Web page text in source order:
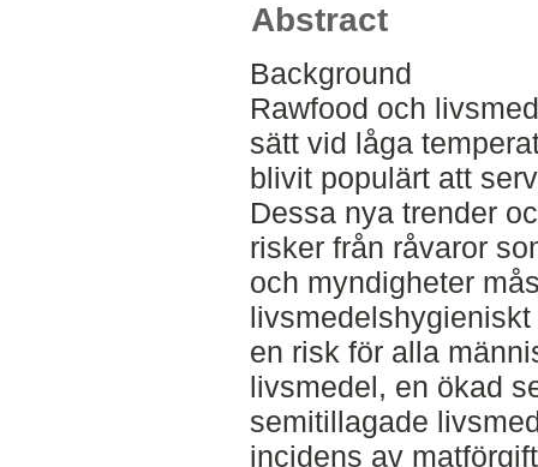
Abstract
Background
Rawfood och
sätt vid låga
blivit populärt att
Dessa nya trender
risker från råvaror
och myndigheter
en risk för alla
livsmedel, en ökad
semitillagade
incidens av